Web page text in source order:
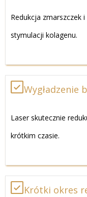
Redukcja zmarszczek
stymulacji kolagenu.
Wygładzenie
Laser skutecznie
krótkim czasie.
Krótki okres